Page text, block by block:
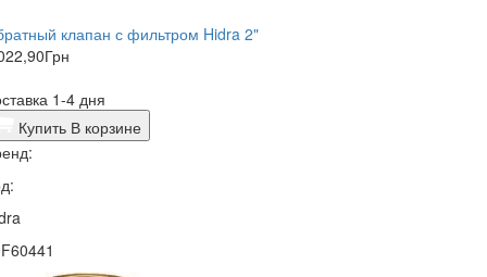
клапан с фильтром Hidra 2"
Грн
1-4 дня
Купить В корзине